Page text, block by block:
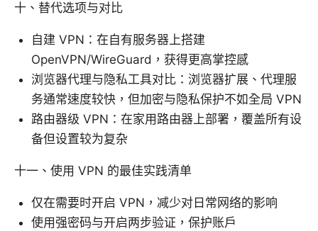
十、替代选项与对比
自建 VPN：在自有服务器上搭建
OpenVPN/WireGuard，获得更高掌控感
浏览器代理与隐私工具对比：浏览器扩展、代理服
务通常速度较快，但加密与隐私保护不如全局 VPN
路由器级 VPN：在家用路由器上部署，覆盖所有设
备但设置较为复杂
十一、使用 VPN 的最佳实践清单
仅在需要时开启 VPN，减少对日常网络的影响
使用强密码与开启两步验证，保护账户